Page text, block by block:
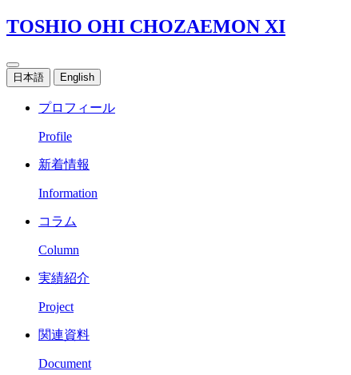
TOSHIO OHI CHOZAEMON XI
日本語 English
プロフィール
Profile
新着情報
Information
コラム
Column
実績紹介
Project
関連資料
Document